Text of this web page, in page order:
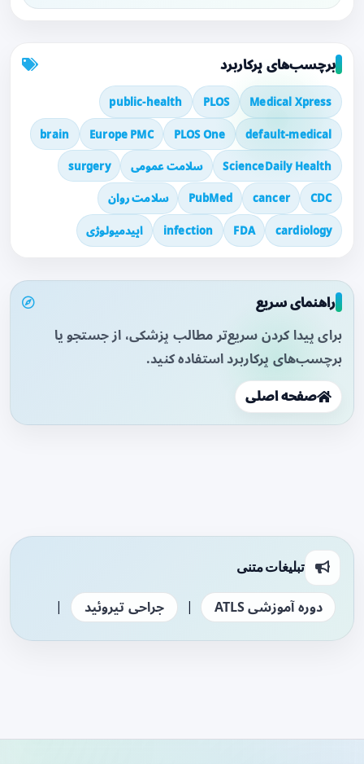
برچسب‌های پرکاربرد
Medical Xpress
PLOS
public-health
default-medical
PLOS One
Europe PMC
brain
ScienceDaily Health سلامت عمومی surgery
CDC
cancer
PubMed سلامت روان
cardiology
FDA
infection اپیدمیولوژی
راهنمای سریع
برای پیدا کردن سریع‌تر مطالب پزشکی، از جستجو یا
برچسب‌های پرکاربرد استفاده کنید.
صفحه اصلی
تبلیغات متنی
دوره آموزشی ATLS | جراحی تیروئید |